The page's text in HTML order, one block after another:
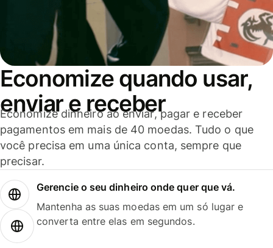
Economize quando usar,
enviar e receber
Economize dinheiro ao enviar, pagar e receber
pagamentos em mais de 40 moedas. Tudo o que
você precisa em uma única conta, sempre que
precisar.
Gerencie o seu dinheiro onde quer que vá.
Mantenha as suas moedas em um só lugar e
converta entre elas em segundos.